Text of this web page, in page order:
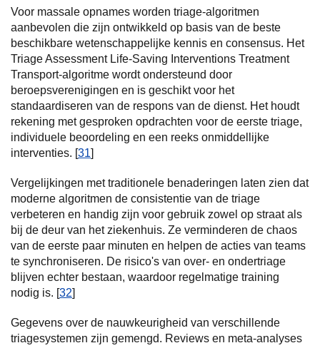
Voor massale opnames worden triage-algoritmen
aanbevolen die zijn ontwikkeld op basis van de beste
beschikbare wetenschappelijke kennis en consensus. Het
Triage Assessment Life-Saving Interventions Treatment
Transport-algoritme wordt ondersteund door
beroepsverenigingen en is geschikt voor het
standaardiseren van de respons van de dienst. Het houdt
rekening met gesproken opdrachten voor de eerste triage,
individuele beoordeling en een reeks onmiddellijke
interventies. [31]
Vergelijkingen met traditionele benaderingen laten zien dat
moderne algoritmen de consistentie van de triage
verbeteren en handig zijn voor gebruik zowel op straat als
bij de deur van het ziekenhuis. Ze verminderen de chaos
van de eerste paar minuten en helpen de acties van teams
te synchroniseren. De risico's van over- en ondertriage
blijven echter bestaan, waardoor regelmatige training
nodig is. [32]
Gegevens over de nauwkeurigheid van verschillende
triagesystemen zijn gemengd. Reviews en meta-analyses